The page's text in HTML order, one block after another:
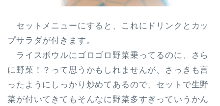
セットメニューにすると、これにドリンクとカッ
プサラダが付きます。
ライスボウルにゴロゴロ野菜乗ってるのに、さら
に野菜！？って思うかもしれませんが、さっきも言
ったようにしっかり炒めてあるので、セットで生野
菜が付いてきてもそんなに野菜多すぎっていうかん